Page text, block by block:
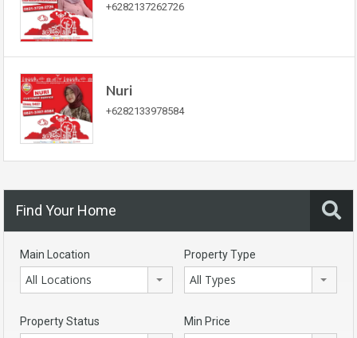
+6282137262726
Nuri
+6282133978584
Find Your Home
Main Location
All Locations
Property Type
All Types
Property Status Min Price